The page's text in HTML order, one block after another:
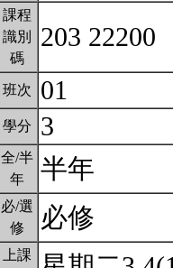
課程
識別
碼
203 22200
班次 01
學分 3
全/半
年
半年
必/選
修
必修
上課